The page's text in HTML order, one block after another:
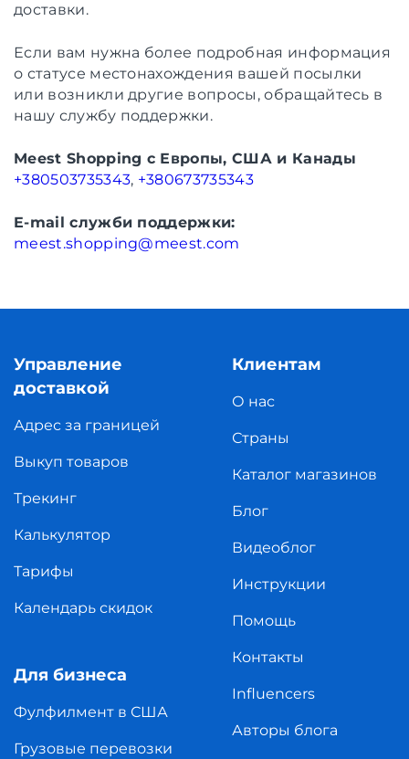
доставки.
Если вам нужна более подробная информация
о статусе местонахождения вашей посылки
или возникли другие вопросы, обращайтесь в
нашу службу поддержки.
Meest Shopping c Европы, США и Канады
+380503735343, +380673735343
E-mail служби поддержки:
meest.shopping@meest.com
Управление
доставкой
Адрес за границей
Выкуп товаров
Трекинг
Калькулятор
Тарифы
Календарь скидок
Для бизнеса
Фулфилмент в США
Грузовые перевозки
Клиентам
О нас
Страны
Каталог магазинов
Блог
Видеоблог
Инструкции
Помощь
Контакты
Influencers
Авторы блога